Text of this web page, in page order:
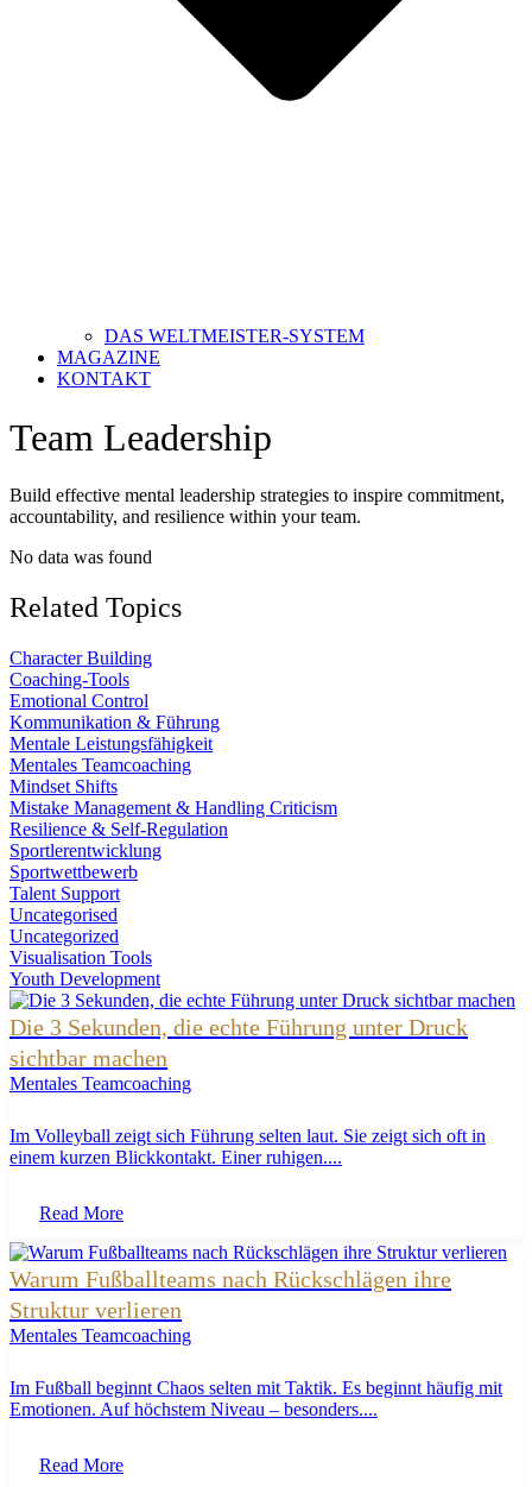
DAS WELTMEISTER-SYSTEM
MAGAZINE
KONTAKT
Team Leadership
Build effective mental leadership strategies to inspire commitment,
accountability, and resilience within your team.
No data was found
Related Topics
Character Building
Coaching-Tools
Emotional Control
Kommunikation & Führung
Mentale Leistungsfähigkeit
Mentales Teamcoaching
Mindset Shifts
Mistake Management & Handling Criticism
Resilience & Self-Regulation
Sportlerentwicklung
Sportwettbewerb
Talent Support
Uncategorised
Uncategorized
Visualisation Tools
Youth Development
Die 3 Sekunden, die echte Führung unter Druck
sichtbar machen
Mentales Teamcoaching
Im Volleyball zeigt sich Führung selten laut. Sie zeigt sich oft in
einem kurzen Blickkontakt. Einer ruhigen....
Read More
Warum Fußballteams nach Rückschlägen ihre
Struktur verlieren
Mentales Teamcoaching
Im Fußball beginnt Chaos selten mit Taktik. Es beginnt häufig mit
Emotionen. Auf höchstem Niveau – besonders....
Read More